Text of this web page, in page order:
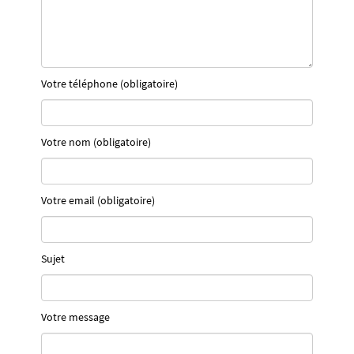
Votre téléphone (obligatoire)
Votre nom (obligatoire)
Votre email (obligatoire)
Sujet
Votre message